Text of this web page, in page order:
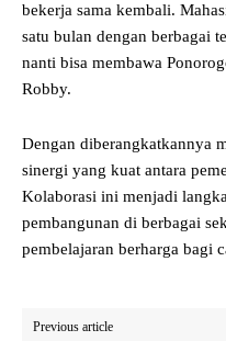
bekerja sama kembali.
satu bulan dengan berbagai
nanti bisa membawa
Robby.
Dengan diberangkatkannya
sinergi yang kuat antara
Kolaborasi ini menjadi
pembangunan di berbagai
pembelajaran berharga bagi
Previous article